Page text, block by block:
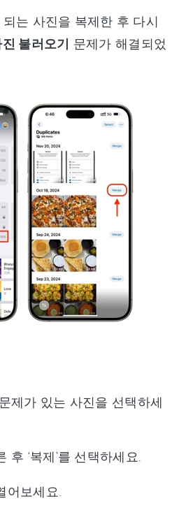
는 사진을 복제한 후 다시
불러오기 문제가 해결되었
제가 있는 사진을 선택하세
후 ‘복제’를 선택하세요.
어보세요.